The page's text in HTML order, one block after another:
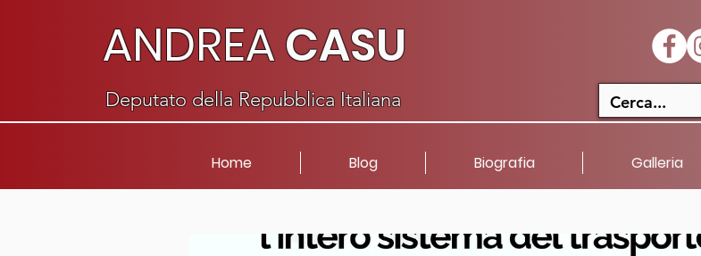
ANDREACASU
Deputato della Repubblica Italiana
Home Blog Biografia Galleria